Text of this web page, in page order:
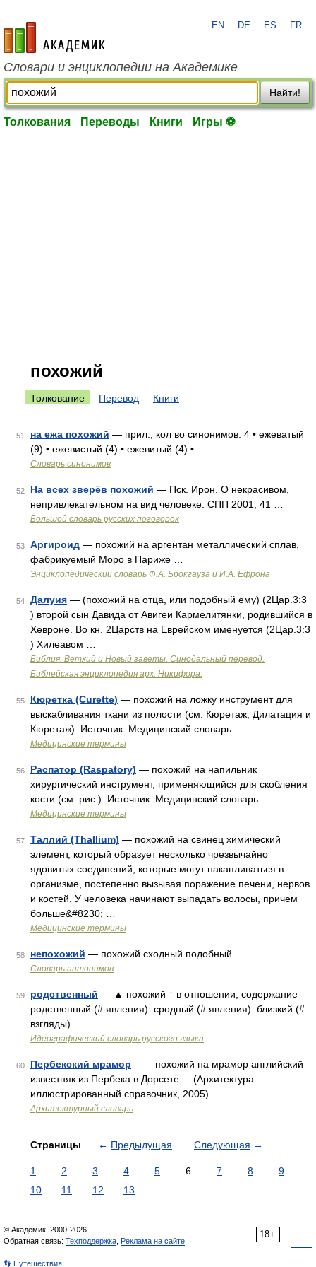
academic.ru
EN DE ES FR
Словари и энциклопедии на Академике
Найти!
Толкования Переводы Книги Игры ⚽
похожий
Толкование Перевод Книги
51 на ежа похожий — прил., кол во синонимов: 4 • ежеватый
(9) • ежевистый (4) • ежевитый (4) • …
Словарь синонимов
52 На всех зверёв похожий — Пск. Ирон. О некрасивом,
непривлекательном на вид человеке. СПП 2001, 41 …
Большой словарь русских поговорок
53 Аргироид — похожий на аргентан металлический сплав,
фабрикуемый Моро в Париже …
Энциклопедический словарь Ф.А. Брокгауза и И.А. Ефрона
54 Далуия — (похожий на отца, или подобный ему) (2Цар.3:3
) второй сын Давида от Авигеи Кармелитянки, родившийся в
Хевроне. Во кн. 2Царств на Еврейском именуется (2Цар.3:3
) Хилеавом …
Библия. Ветхий и Новый заветы. Синодальный перевод.
Библейская энциклопедия арх. Никифора.
55 Кюретка (Curette) — похожий на ложку инструмент для
выскабливания ткани из полости (см. Кюретаж, Дилатация и
Кюретаж). Источник: Медицинский словарь …
Медицинские термины
56 Распатор (Raspatory) — похожий на напильник
хирургический инструмент, применяющийся для скобления
кости (см. рис.). Источник: Медицинский словарь …
Медицинские термины
57 Таллий (Thallium) — похожий на свинец химический
элемент, который образует несколько чрезвычайно
ядовитых соединений, которые могут накапливаться в
организме, постепенно вызывая поражение печени, нервов
и костей. У человека начинают выпадать волосы, причем
больше&#8230; …
Медицинские термины
58 непохожий — похожий сходный подобный …
Словарь антонимов
59 родственный — ▲ похожий ↑ в отношении, содержание
родственный (# явления). сродный (# явления). близкий (#
взгляды) …
Идеографический словарь русского языка
60 Пербекский мрамор — похожий на мрамор английский
известняк из Пербека в Дорсете. (Архитектура:
иллюстрированный справочник, 2005) …
Архитектурный словарь
Страницы ← Предыдущая Следующая →
1 2 3 4 5 6 7 8
9
10
11 12 13
18+
© Академик, 2000-2026
Обратная связь: Техподдержка Реклама на сайте
👣 Путешествия